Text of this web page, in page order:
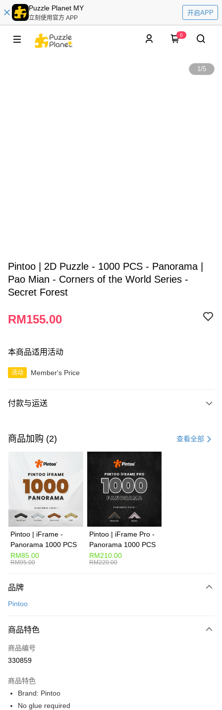
Puzzle Planet MY
立刻使用官方 APP
开启APP
0
1/5
Pintoo | 2D Puzzle - 1000 PCS - Panorama |
Pao Mian - Corners of the World Series -
Secret Forest
RM155.00
本商品适用活动
活动 Member's Price
付款与运送
信用卡一次付清
只有马来亚银行、联昌国际银行、大众银行、兴业银行、香港隆丰银行、伊
斯兰银行、AmBank、BSN Bank
Touch 'n Go
GrabPay
运送方式
Free Shipping (Min RM100) within West Malaysia!
商品加购 (2) 查看全部
Pintoo | iFrame -
Panorama 1000 PCS
RM85.00
RM95.00
Pintoo | iFrame Pro -
Panorama 1000 PCS
RM210.00
RM220.00
品牌
Pintoo
商品特色
商品编号
330859
商品特色
Brand: Pintoo
No glue required